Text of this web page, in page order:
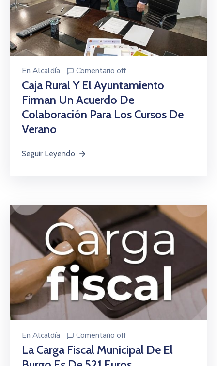
En Alcaldía Comentario off
Caja Rural Y El Ayuntamiento
Firman Un Acuerdo De
Colaboración Para Los Cursos De
Verano
Seguir Leyendo
En Alcaldía Comentario off
La Carga Fiscal Municipal De El